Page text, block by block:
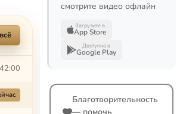
смотрите видео офлайн
Загрузите в
App Store
Доступно в
Google Play
Благотворительность